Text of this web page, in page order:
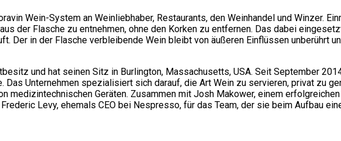
Wein-System an Weinliebhaber, Restaurants, den Weinhandel und Winzer.
der Flasche zu entnehmen, ohne den Korken zu entfernen. Das dabei
Der in der Flasche verbleibende Wein bleibt von äußeren Einflüssen unberührt
und hat seinen Sitz in Burlington, Massachusetts, USA. Seit September
Unternehmen spezialisiert sich darauf, die Art Wein zu servieren, privat zu
medizintechnischen Geräten. Zusammen mit Josh Makower, einem
Levy, ehemals CEO bei Nespresso, für das Team, der sie beim Aufbau